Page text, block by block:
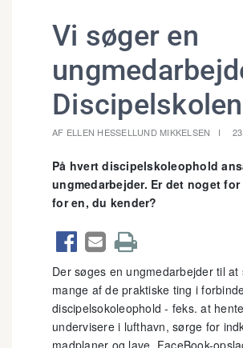
Vi søger en
Discipelskolen
AF ELLEN HESSELLUND MIKKELSEN
På hvert discipelskoleophold
ungmedarbejder. Er det noget
for en, du kender?
  
Der søges en ungmedarbejder til at
mange af de praktiske ting i
discipelsokoleophold - feks. at hente
undervisere i lufthavn, sørge for
madplaner og lave FaceBook-